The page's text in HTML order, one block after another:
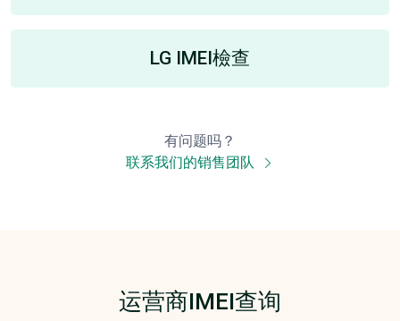
LG IMEI檢查
有问题吗？
联系我们的销售团队
运营商IMEI查询